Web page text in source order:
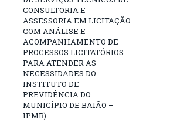
CONSULTORIA E
ASSESSORIA EM LICITAÇÃO
COM ANÁLISE E
ACOMPANHAMENTO DE
PROCESSOS LICITATÓRIOS
PARA ATENDER AS
NECESSIDADES DO
INSTITUTO DE
PREVIDÊNCIA DO
MUNICÍPIO DE BAIÃO –
IPMB)